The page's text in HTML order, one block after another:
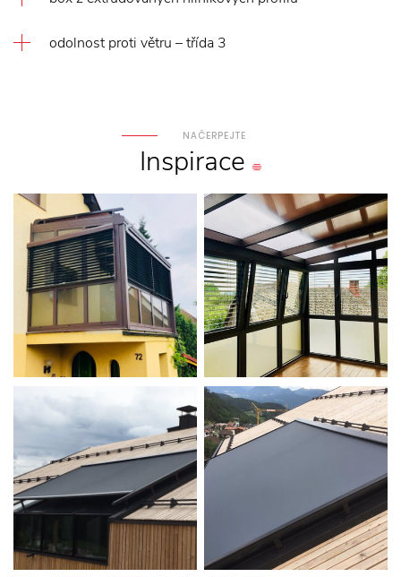
odolnost proti větru – třída 3
NAČERPEJTE
Inspirace